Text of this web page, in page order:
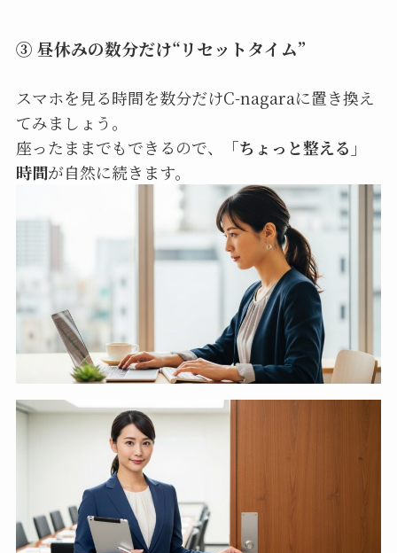
③ 昼休みの数分だけ“リセットタイム”
スマホを見る時間を数分だけC-nagaraに置き換え
てみましょう。
座ったままでもできるので、
「ちょっと整える」
時間が自然に続きます。